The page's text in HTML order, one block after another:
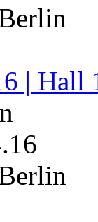
| Hall